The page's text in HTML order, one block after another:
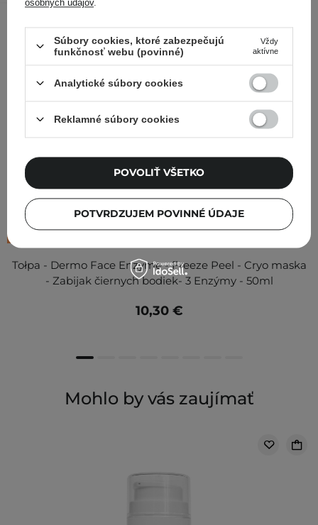
Tołpa - Dermo Face Enzyme - Freeze Peel - Cryo maska
- Zabijak čiernych bodiek- 3 Enzýmy - 50ml
10,30 €
Mohlo by vás zaujímať
osobných údajov.
Súbory cookies, ktoré zabezpečujú
funkčnosť webu (povinné)
Vždy
aktívne
Analytické súbory cookies
Reklamné súbory cookies
POTVRDZUJEM POVINNÉ ÚDAJE
POVOLIŤ VŠETKO